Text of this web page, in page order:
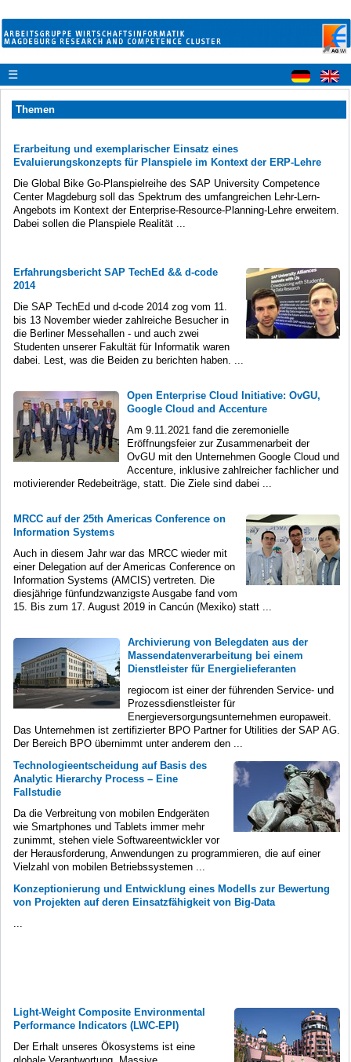
☰
Themen
Erarbeitung und exemplarischer Einsatz eines
Evaluierungskonzepts für Planspiele im Kontext der ERP-Lehre
Die Global Bike Go-Planspielreihe des SAP University Competence
Center Magdeburg soll das Spektrum des umfangreichen Lehr-Lern-
Angebots im Kontext der Enterprise-Resource-Planning-Lehre erweitern.
Dabei sollen die Planspiele Realität ...
Erfahrungsbericht SAP TechEd && d-code
2014
Die SAP TechEd und d-code 2014 zog vom 11.
bis 13 November wieder zahlreiche Besucher in
die Berliner Messehallen - und auch zwei
Studenten unserer Fakultät für Informatik waren
dabei. Lest, was die Beiden zu berichten haben. ...
Open Enterprise Cloud Initiative: OvGU,
Google Cloud and Accenture
Am 9.11.2021 fand die zeremonielle
Eröffnungsfeier zur Zusammenarbeit der
OvGU mit den Unternehmen Google Cloud und
Accenture, inklusive zahlreicher fachlicher und
motivierender Redebeiträge, statt. Die Ziele sind dabei ...
MRCC auf der 25th Americas Conference on
Information Systems
Auch in diesem Jahr war das MRCC wieder mit
einer Delegation auf der Americas Conference on
Information Systems (AMCIS) vertreten. Die
diesjährige fünfundzwanzigste Ausgabe fand vom
15. Bis zum 17. August 2019 in Cancún (Mexiko) statt ...
Archivierung von Belegdaten aus der
Massendatenverarbeitung bei einem
Dienstleister für Energielieferanten
regiocom ist einer der führenden Service- und
Prozessdienstleister für
Energieversorgungsunternehmen europaweit.
Das Unternehmen ist zertifizierter BPO Partner for Utilities der SAP AG.
Der Bereich BPO übernimmt unter anderem den ...
Technologieentscheidung auf Basis des
Analytic Hierarchy Process – Eine
Fallstudie
Da die Verbreitung von mobilen Endgeräten
wie Smartphones und Tablets immer mehr
zunimmt, stehen viele Softwareentwickler vor
der Herausforderung, Anwendungen zu programmieren, die auf einer
Vielzahl von mobilen Betriebssystemen ...
Konzeptionierung und Entwicklung eines Modells zur Bewertung
von Projekten auf deren Einsatzfähigkeit von Big-Data
Light-Weight Composite Environmental
Performance Indicators (LWC-EPI)
Der Erhalt unseres Ökosystems ist eine